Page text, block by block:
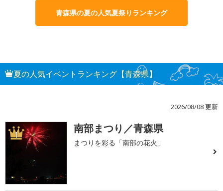
青森県の夏の人気夏祭りランキング
夏の人気イベントランキング【青森県】
2026/08/08 更新
1 南部まつり／青森県
まつりを彩る「南部の花火」